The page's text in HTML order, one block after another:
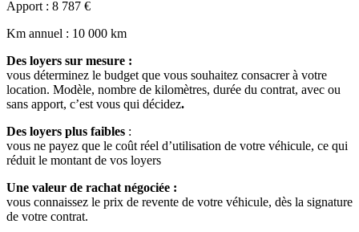
Apport : 8 787 €
Km annuel : 10 000 km
Des loyers sur mesure :
vous déterminez le budget que vous souhaitez consacrer à votre
location. Modèle, nombre de kilomètres, durée du contrat, avec ou
sans apport, c’est vous qui décidez.
Des loyers plus faibles :
vous ne payez que le coût réel d’utilisation de votre véhicule, ce qui
réduit le montant de vos loyers
Une valeur de rachat négociée :
vous connaissez le prix de revente de votre véhicule, dès la signature
de votre contrat.